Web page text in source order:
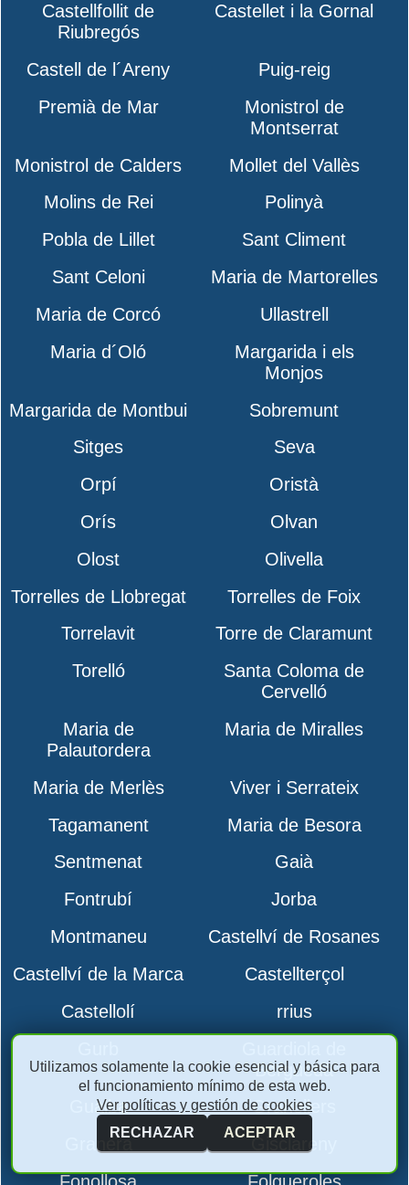
Castellfollit de
Riubregós
Castellet i la Gornal
Castell de l´Areny
Puig-reig
Premià de Mar
Monistrol de
Montserrat
Monistrol de Calders
Mollet del Vallès
Molins de Rei
Polinyà
Pobla de Lillet
Sant Climent
Sant Celoni
Maria de Martorelles
Maria de Corcó
Ullastrell
Maria d´Oló
Margarida i els
Monjos
Margarida de Montbui
Sobremunt
Sitges
Seva
Orpí
Oristà
Orís
Olvan
Olost
Olivella
Torrelles de Llobregat
Torrelles de Foix
Torrelavit
Torre de Claramunt
Torelló
Santa Coloma de
Cervelló
Maria de
Palautordera
Maria de Miralles
Maria de Merlès
Viver i Serrateix
Tagamanent
Maria de Besora
Sentmenat
Gaià
Fontrubí
Jorba
Montmaneu
Castellví de Rosanes
Castellví de la Marca
Castellterçol
Castellolí
rrius
Berguedà
Gualba
Granollers
Granera
Gisclareny
Utilizamos solamente la cookie esencial y básica para
el funcionamiento mínimo de esta web.
Ver políticas y gestión de cookies
RECHAZAR
ACEPTAR